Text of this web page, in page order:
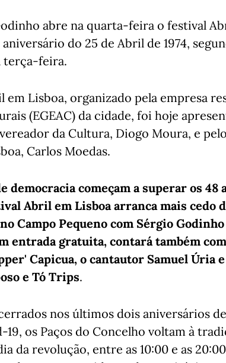
abre na quarta-feira o festival
do 25 de Abril de 1974,
terça-feira.
Lisboa, organizado pela empresa
(EGEAC) da cidade, foi hoje
da Cultura, Diogo Moura, e
Carlos Moedas.
democracia começam a superar os 48
Abril em Lisboa arranca mais cedo
Campo Pequeno com Sérgio Godinho
entrada gratuita, contará também
Capicua, o cantautor Samuel Úria
e Tó Trips.
nos últimos dois aniversários
os Paços do Concelho voltam à
da revolução, entre as 10:00 e as